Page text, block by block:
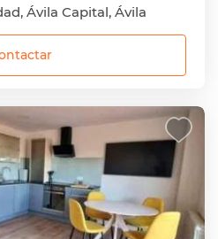
Ávila Capital, Ávila